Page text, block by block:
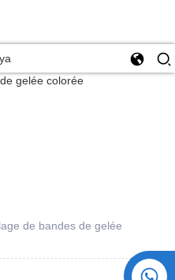
de bandes de gelée